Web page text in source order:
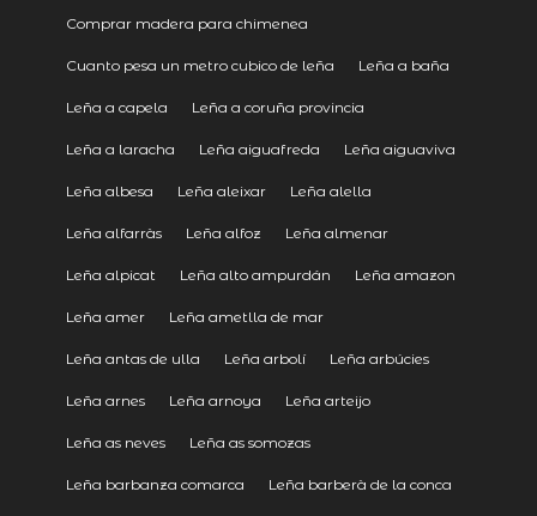
Comprar madera para chimenea
Cuanto pesa un metro cubico de leña Leña a baña
Leña a capela Leña a coruña provincia
Leña a laracha Leña aiguafreda Leña aiguaviva
Leña albesa Leña aleixar Leña alella
Leña alfarràs Leña alfoz Leña almenar
Leña alpicat Leña alto ampurdán Leña amazon
Leña amer Leña ametlla de mar
Leña antas de ulla Leña arbolí Leña arbúcies
Leña arnes Leña arnoya Leña arteijo
Leña as neves Leña as somozas
Leña barbanza comarca Leña barberà de la conca